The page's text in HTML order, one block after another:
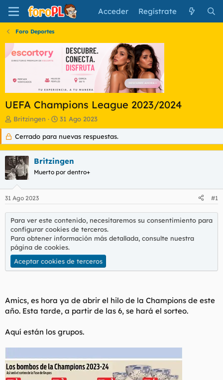
Acceder Regístrate
Foro Deportes
UEFA Champions League 2023/2024
I
n
c
i
a
d
o
r
d
l
e
m
a
Britzingen
F
e
c
h
d
e
n
o
31 Ago 2023
Cerrado para nuevas respuestas.
Britzingen
Muerto por dentro+
31 Ago 2023 #1
Para ver este contenido, necesitaremos su consentimiento para
configurar cookies de terceros.
Para obtener información más detallada, consulte nuestra
página de cookies.
Aceptar cookies de terceros
Amics, es hora ya de abrir el hilo de la Champions de este
año. Esta tarde, a partir de las 6, se hará el sorteo.
Aquí están los grupos.